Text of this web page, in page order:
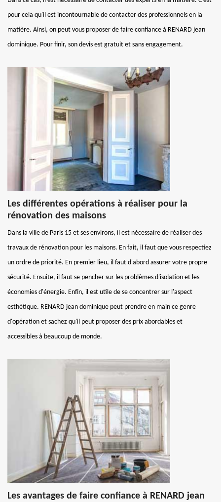
pour cela qu'il est incontournable de contacter des professionnels en la
matière. Ainsi, on peut vous proposer de faire confiance à RENARD jean
dominique. Pour finir, son devis est gratuit et sans engagement.
Les différentes opérations à réaliser pour la
rénovation des maisons
Dans la ville de Paris 15 et ses environs, il est nécessaire de réaliser des
travaux de rénovation pour les maisons. En fait, il faut que vous respectiez
un ordre de priorité. En premier lieu, il faut d'abord assurer votre propre
sécurité. Ensuite, il faut se pencher sur les problèmes d'isolation et les
économies d'énergie. Enfin, il est utile de se concentrer sur l'aspect
esthétique. RENARD jean dominique peut prendre en main ce genre
d'opération et sachez qu'il peut proposer des prix abordables et
accessibles à beaucoup de monde.
Les avantages de faire confiance à RENARD jean